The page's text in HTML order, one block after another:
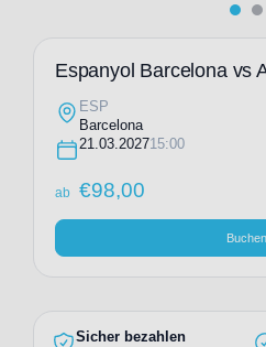
Espanyol Barcelona vs
ESP
Barcelona
21.03.202715:00
ab €98,00
Buchen
Sicher bezahlen